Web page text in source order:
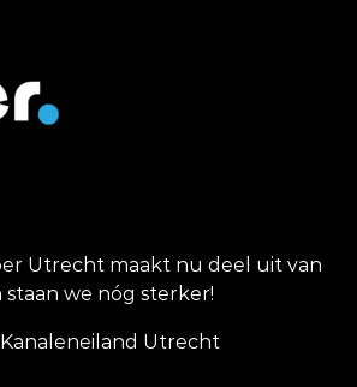
Utrecht maakt nu deel uit van
staan we nóg sterker!
Utrecht